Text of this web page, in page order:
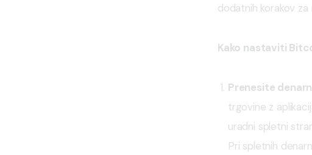
dodatnih korakov
Kako nastaviti
Prenesite
trgovine z
uradni spletni
Pri spletnih